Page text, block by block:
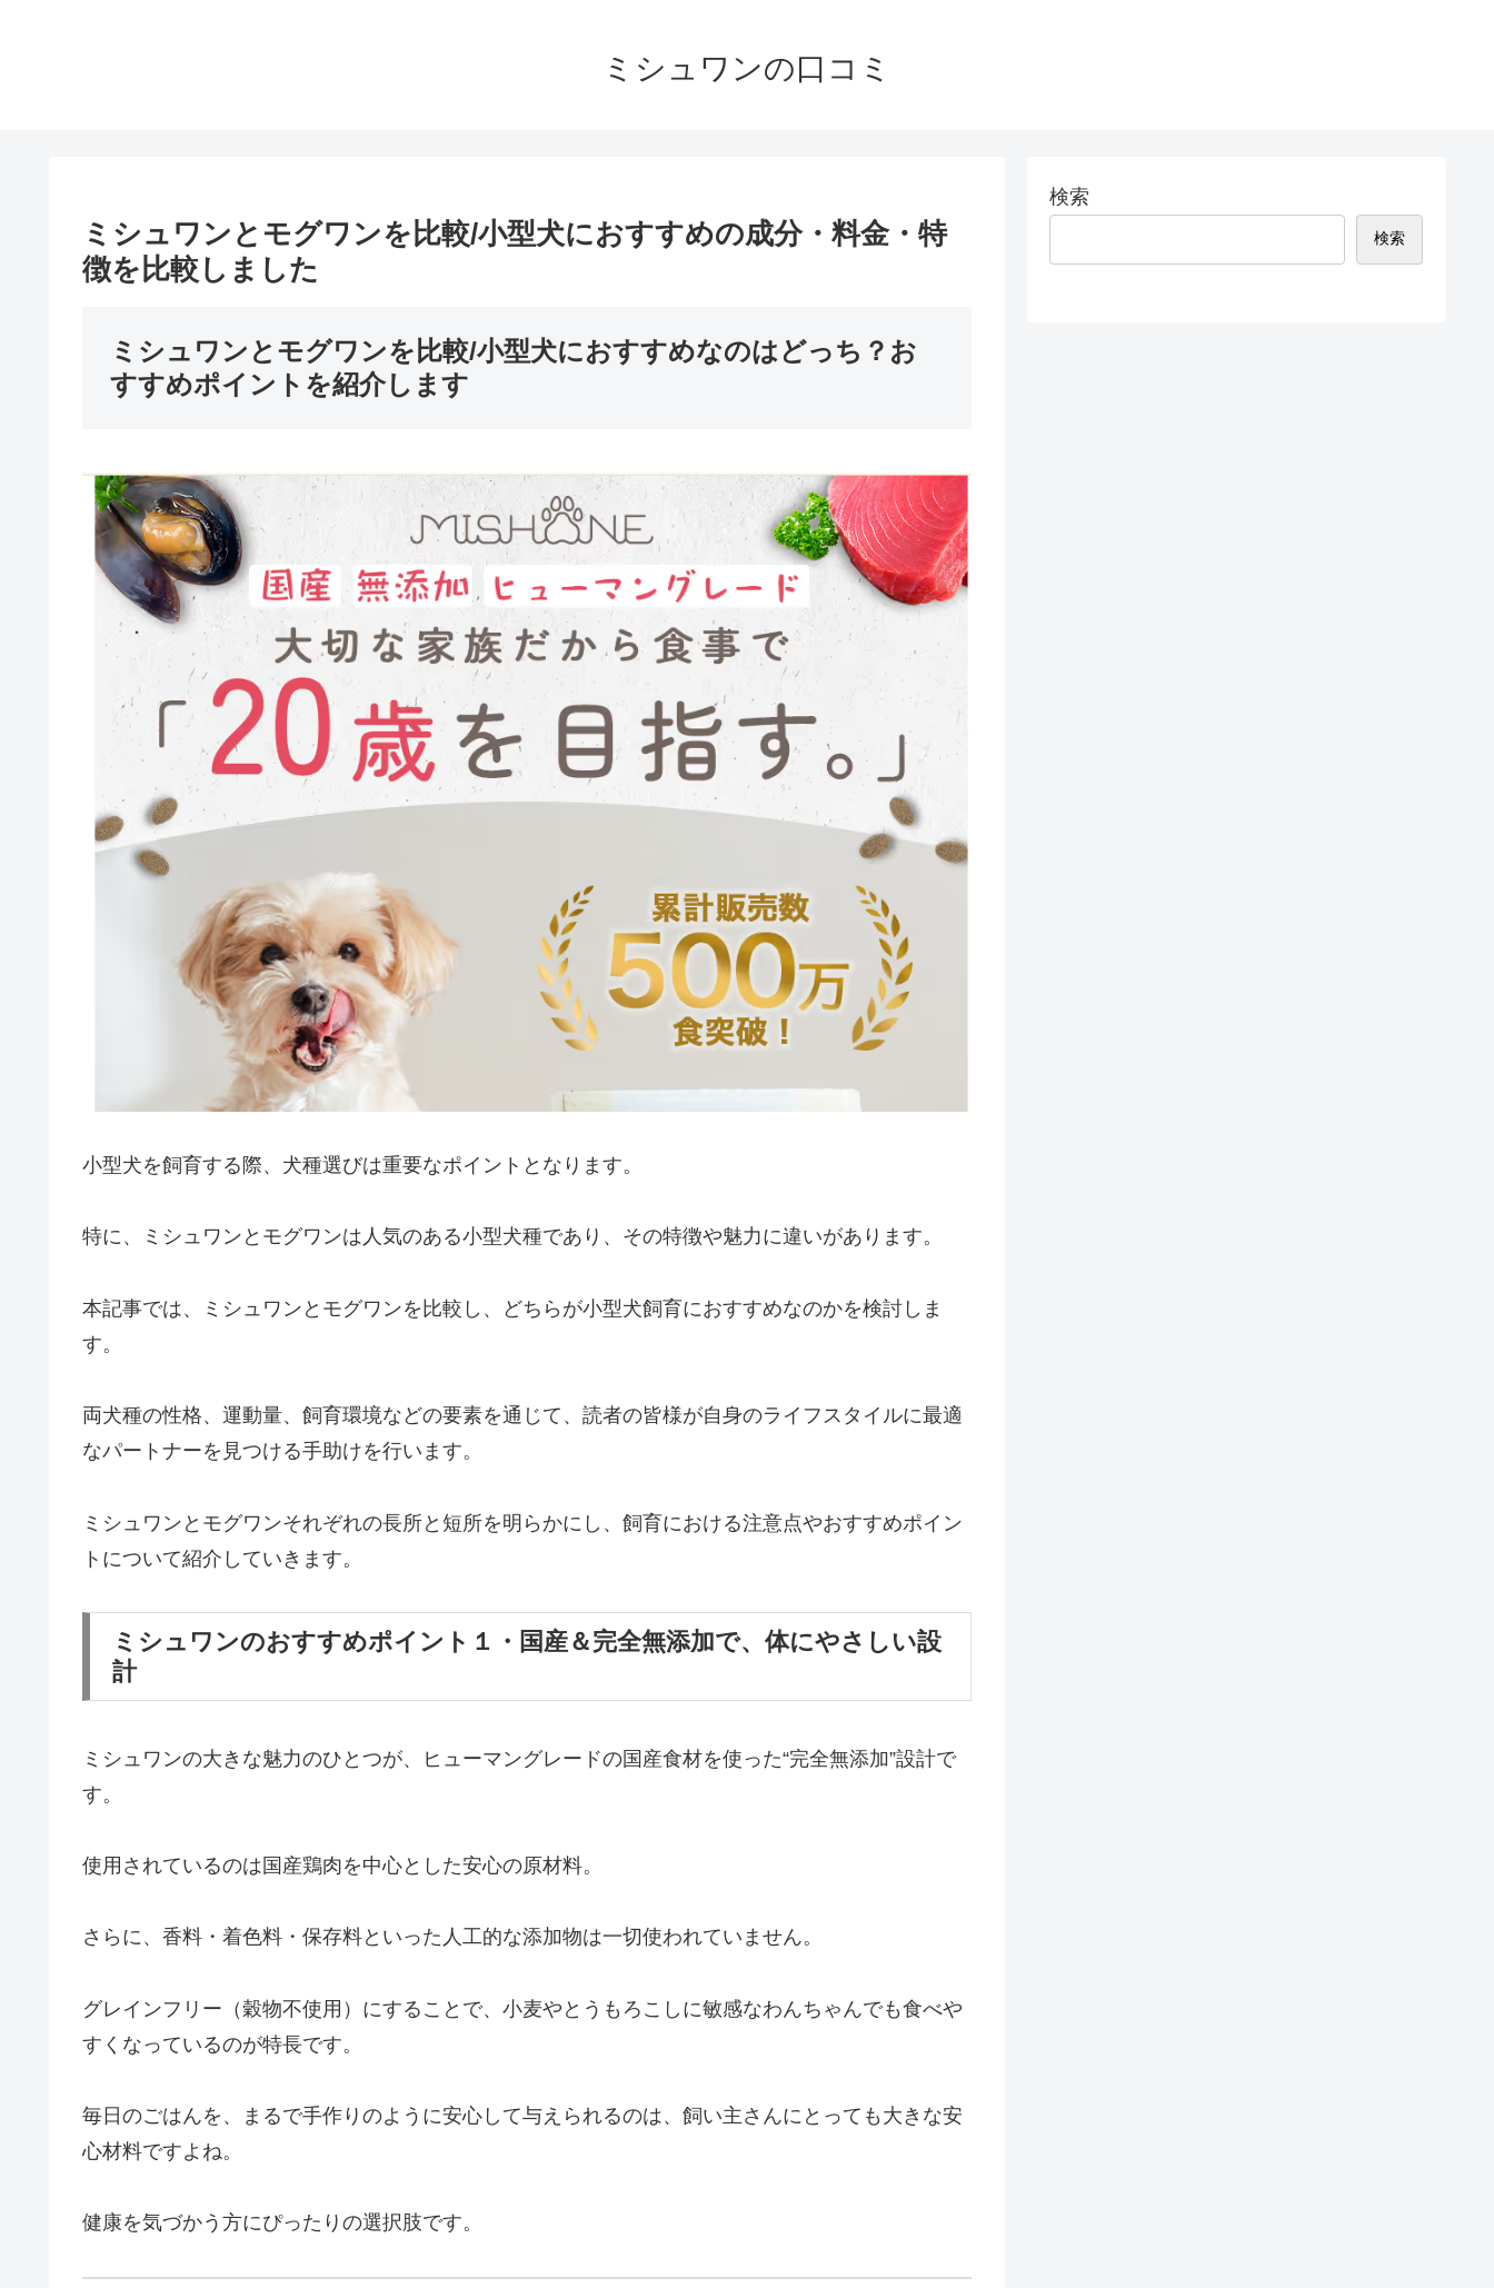
ミシュワンの口コミ
ミシュワンとモグワンを比較/小型犬におすすめの成分・料金・特
徴を比較しました
ミシュワンとモグワンを比較/小型犬におすすめなのはどっち？お
すすめポイントを紹介します
小型犬を飼育する際、犬種選びは重要なポイントとなります。
特に、ミシュワンとモグワンは人気のある小型犬種であり、その特徴や魅力に違いがあります。
本記事では、ミシュワンとモグワンを比較し、どちらが小型犬飼育におすすめなのかを検討しま
す。
両犬種の性格、運動量、飼育環境などの要素を通じて、読者の皆様が自身のライフスタイルに最適
なパートナーを見つける手助けを行います。
ミシュワンとモグワンそれぞれの長所と短所を明らかにし、飼育における注意点やおすすめポイン
トについて紹介していきます。
ミシュワンのおすすめポイント１・国産＆完全無添加で、体にやさしい設
計
ミシュワンの大きな魅力のひとつが、ヒューマングレードの国産食材を使った“完全無添加”設計で
す。
使用されているのは国産鶏肉を中心とした安心の原材料。
さらに、香料・着色料・保存料といった人工的な添加物は一切使われていません。
グレインフリー（穀物不使用）にすることで、小麦やとうもろこしに敏感なわんちゃんでも食べや
すくなっているのが特長です。
毎日のごはんを、まるで手作りのように安心して与えられるのは、飼い主さんにとっても大きな安
心材料ですよね。
健康を気づかう方にぴったりの選択肢です。
検索
検索